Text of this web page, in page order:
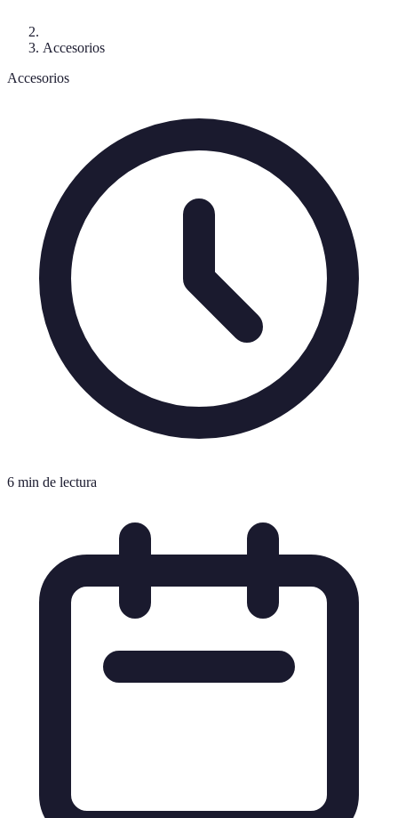
Accesorios
Accesorios
6 min de lectura